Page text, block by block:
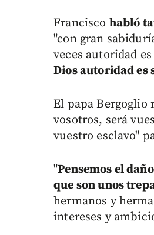
Francisco habló
"con gran
veces autoridad
Dios autoridad es
El papa Bergoglio
vosotros, será
vuestro esclavo"
"Pensemos el
que son unos
hermanos y
intereses y